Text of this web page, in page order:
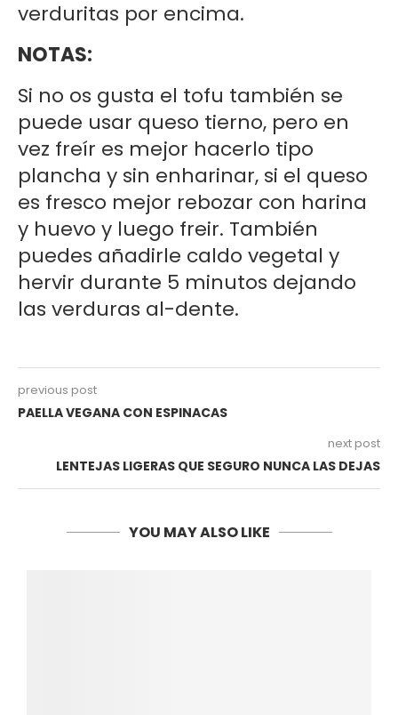
verduritas por encima.
NOTAS:
Si no os gusta el tofu también se
puede usar queso tierno, pero en
vez freír es mejor hacerlo tipo
plancha y sin enharinar, si el queso
es fresco mejor rebozar con harina
y huevo y luego freir. También
puedes añadirle caldo vegetal y
hervir durante 5 minutos dejando
las verduras al-dente.
previous post
PAELLA VEGANA CON ESPINACAS
next post
LENTEJAS LIGERAS QUE SEGURO NUNCA LAS DEJAS
YOU MAY ALSO LIKE